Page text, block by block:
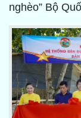
nghèo” Bộ